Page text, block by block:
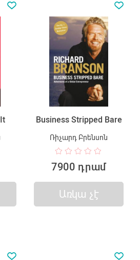
Business Stripped Bare
Ռիչարդ Բրենսոն
7900 դրամ
Առկա չէ